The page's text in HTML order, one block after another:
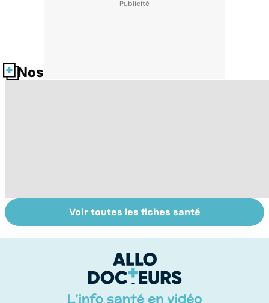
Nos fiches santé
Danse, théâtre,
musique : les arts
Tout savoir sur
les infections
Voir toutes les fiches santé